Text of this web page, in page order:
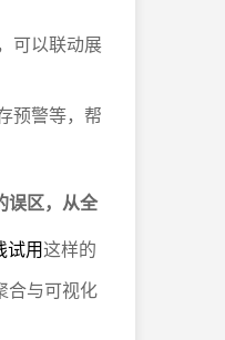
可以联动展
预警等，帮
误区，从全
试用这样的
合与可视化